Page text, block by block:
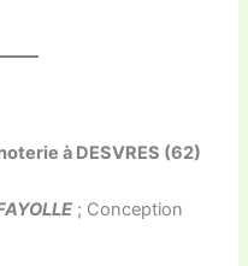
à DESVRES (62)
; Conception